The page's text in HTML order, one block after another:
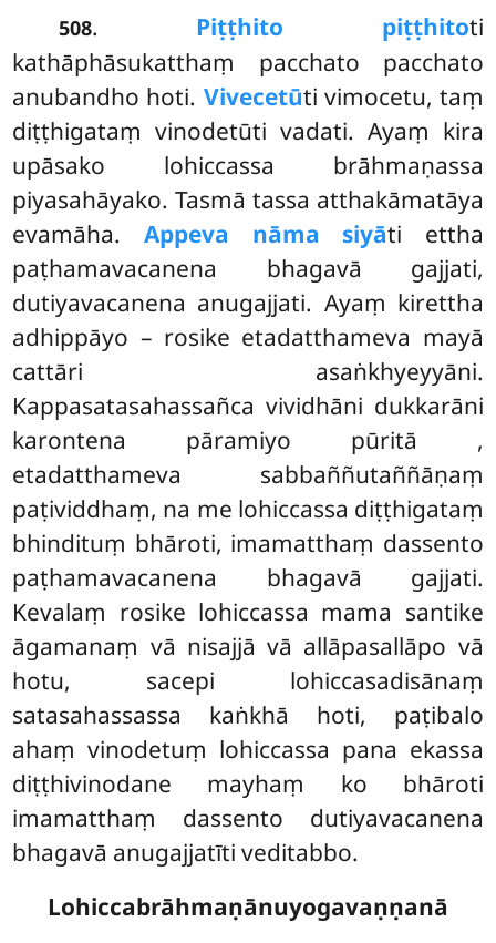
508. Piṭṭhito piṭṭhitoti
kathāphāsukatthaṃ pacchato pacchato
anubandho hoti. Vivecetūti vimocetu, taṃ
diṭṭhigataṃ vinodetūti vadati. Ayaṃ kira
upāsako lohiccassa brāhmaṇassa
piyasahāyako. Tasmā tassa atthakāmatāya
evamāha. Appeva nāma siyāti ettha
paṭhamavacanena bhagavā gajjati,
dutiyavacanena anugajjati. Ayaṃ kirettha
adhippāyo – rosike etadatthameva mayā
cattāri asaṅkhyeyyāni.
Kappasatasahassañca vividhāni dukkarāni
karontena pāramiyo pūritā ,
etadatthameva sabbaññutaññāṇaṃ
paṭividdhaṃ, na me lohiccassa diṭṭhigataṃ
bhindituṃ bhāroti, imamatthaṃ dassento
paṭhamavacanena bhagavā gajjati.
Kevalaṃ rosike lohiccassa mama santike
āgamanaṃ vā nisajjā vā allāpasallāpo vā
hotu, sacepi lohiccasadisānaṃ
satasahassassa kaṅkhā hoti, paṭibalo
ahaṃ vinodetuṃ lohiccassa pana ekassa
diṭṭhivinodane mayhaṃ ko bhāroti
imamatthaṃ dassento dutiyavacanena
bhagavā anugajjatīti veditabbo.
Lohiccabrāhmaṇānuyogavaṇṇanā